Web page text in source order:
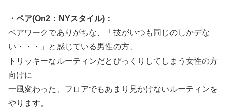
・ペア(On2：NYスタイル)：
ペアワークでありがちな、「技がいつも同じのしかデな
い・・・」と感じている男性の方、
トリッキーなルーティンだとびっくりしてしまう女性の方
向けに
一風変わった、フロアでもあまり見かけないルーティンを
やります。